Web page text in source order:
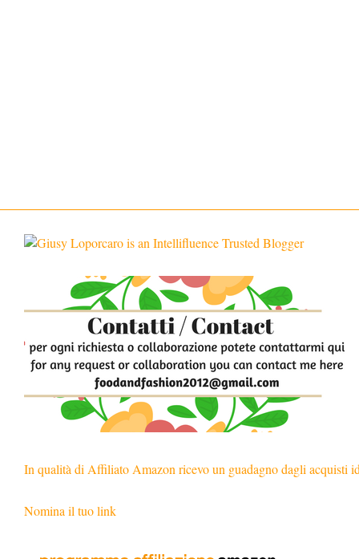
In qualità di Affiliato Amazon ricevo un guadagno dagli acquisti
Nomina il tuo link